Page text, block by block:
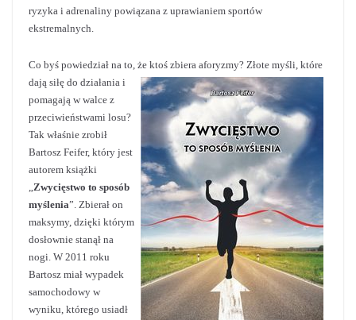
ryzyka i adrenaliny powiązana z uprawianiem sportów
ekstremalnych.
Co byś powiedział na to, że ktoś zbiera aforyzmy? Złote myśli, które
dają siłę do działania i
pomagają w walce z
przeciwieństwami losu?
Tak właśnie zrobił
Bartosz Feifer, który jest
autorem książki
„Zwycięstwo to sposób
myślenia”. Zbierał on
maksymy, dzięki którym
dosłownie stanął na
nogi. W 2011 roku
Bartosz miał wypadek
samochodowy w
wyniku, którego usiadł